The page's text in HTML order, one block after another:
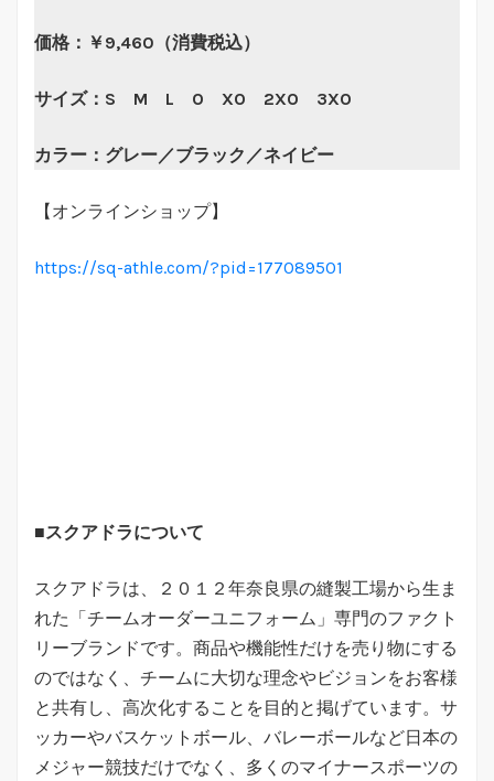
価格：￥9,460（消費税込）
サイズ：S M L O XO 2XO 3XO
カラー：グレー／ブラック／ネイビー
【オンラインショップ】
https://sq-athle.com/?pid=177089501
■スクアドラについて
スクアドラは、２０１２年奈良県の縫製工場から生ま
れた「チームオーダーユニフォーム」専門のファクト
リーブランドです。商品や機能性だけを売り物にする
のではなく、チームに大切な理念やビジョンをお客様
と共有し、高次化することを目的と掲げています。サ
ッカーやバスケットボール、バレーボールなど日本の
メジャー競技だけでなく、多くのマイナースポーツの